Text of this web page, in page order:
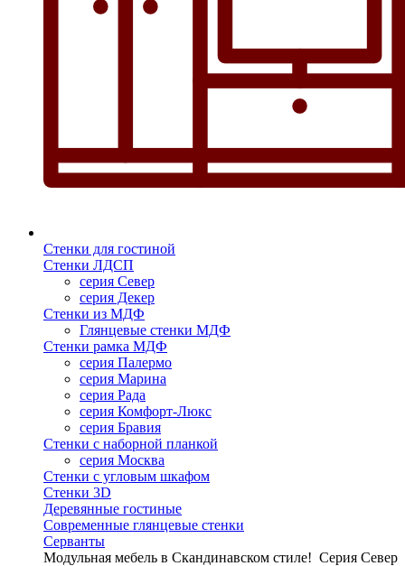
Стенки для гостиной
Стенки ЛДСП
серия Север
серия Декер
Стенки из МДФ
Глянцевые стенки МДФ
Стенки рамка МДФ
серия Палермо
серия Марина
серия Рада
серия Комфорт-Люкс
серия Бравия
Стенки с наборной планкой
серия Москва
Стенки с угловым шкафом
Стенки 3D
Деревянные гостиные
Современные глянцевые стенки
Серванты
Модульная мебель в Скандинавском стиле! Серия Север